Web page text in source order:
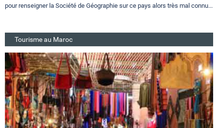
pour renseigner la Société de Géographie sur ce pays alors très mal connu...
Tourisme au Maroc